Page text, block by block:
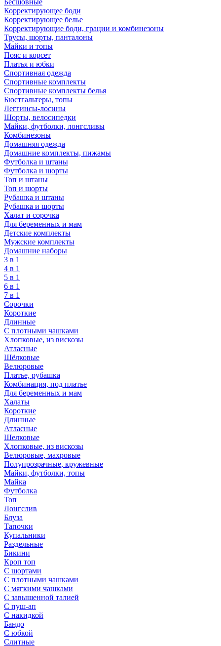
Корректирующее боди
Корректирующее белье
Корректирующие боди, грации и комбинезоны
Трусы, шорты, панталоны
Майки и топы
Пояс и корсет
Платья и юбки
Спортивная одежда
Спортивные комплекты
Спортивные комплекты белья
Бюстгальтеры, топы
Леггинсы-лосины
Шорты, велосипедки
Майки, футболки, лонгсливы
Комбинезоны
Домашняя одежда
Домашние комплекты, пижамы
Футболка и штаны
Футболка и шорты
Топ и штаны
Топ и шорты
Рубашка и штаны
Рубашка и шорты
Халат и сорочка
Для беременных и мам
Детские комплекты
Мужские комплекты
Домашние наборы
3 в 1
4 в 1
5 в 1
6 в 1
7 в 1
Сорочки
Короткие
Длинные
С плотными чашками
Хлопковые, из вискозы
Атласные
Шёлковые
Велюровые
Платье, рубашка
Комбинация, под платье
Для беременных и мам
Халаты
Короткие
Длинные
Атласные
Шелковые
Хлопковые, из вискозы
Велюровые, махровые
Полупрозрачные, кружевные
Майки, футболки, топы
Майка
Футболка
Топ
Лонгслив
Блуза
Тапочки
Купальники
Раздельные
Бикини
Кроп топ
С шортами
С плотными чашками
С мягкими чашками
С завышенной талией
С пуш-ап
С накидкой
Бандо
С юбкой
Слитные